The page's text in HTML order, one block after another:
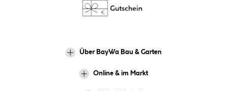
Über BayWa Bau & Garten
Online & im Markt